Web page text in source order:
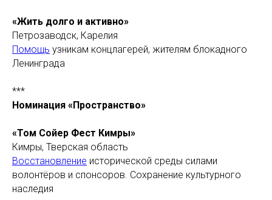
«Жить долго и активно»
Петрозаводск, Карелия
Помощь узникам концлагерей, жителям блокадного
Ленинграда
***
Номинация «Пространство»
«Том Сойер Фест Кимры»
Кимры, Тверская область
Восстановление исторической среды силами
волонтёров и спонсоров. Сохранение культурного
наследия